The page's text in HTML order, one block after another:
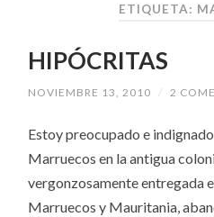
ETIQUETA:
HIPÓCRITAS
NOVIEMBRE 13, 2010 / 2
Estoy preocupado e
Marruecos en la antigua
vergonzosamente entregada
Marruecos y Mauritania,